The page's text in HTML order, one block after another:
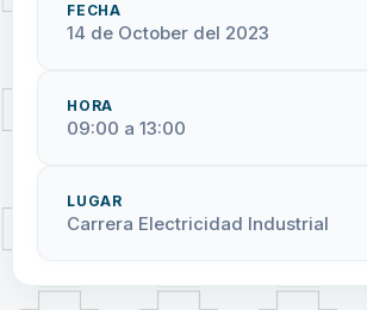
FECHA
14 de October del 2023
HORA
09:00 a 13:00
LUGAR
Carrera Electricidad Industrial